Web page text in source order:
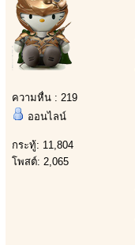
ความหื่น : 219
ออนไลน์
กระทู้: 11,804
โพสต์: 2,065